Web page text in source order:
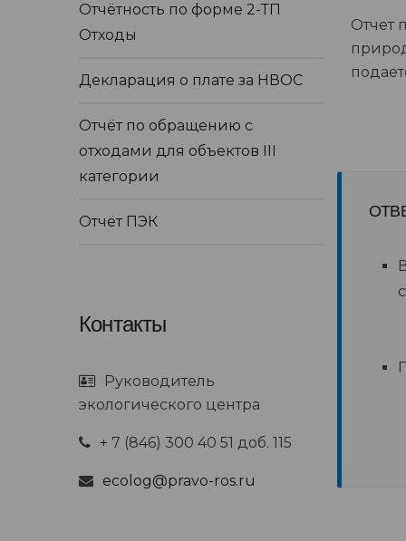
Отчет
Отчётность по форме 2-ТП
Отходы
Декларация о плате за НВОС
Отчёт по обращению с
отходами для объектов III
категории
Отчёт ПЭК
Контакты
Руководитель
экологического центра
+ 7 (846) 300 40 51 доб. 115
ecolog@pravo-ros.ru